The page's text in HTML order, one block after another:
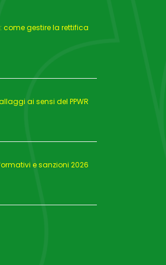
come gestire la rettifica
ai sensi del PPWR
e sanzioni 2026